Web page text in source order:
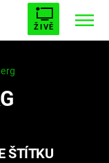
ŽIVĚ
UPÍRŮ
ŠTÍTKU